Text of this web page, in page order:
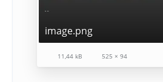
image.png
11,44 kB 525 × 94